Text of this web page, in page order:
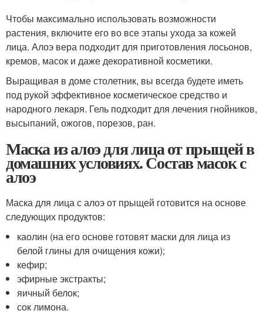
Чтобы максимально использовать возможности
растения, включите его во все этапы ухода за кожей
лица. Алоэ вера подходит для приготовления лосьонов,
кремов, масок и даже декоративной косметики.
Выращивая в доме столетник, вы всегда будете иметь
под рукой эффективное косметическое средство и
народного лекаря. Гель подходит для лечения гнойников,
высыпаний, ожогов, порезов, ран.
Маска из алоэ для лица от прыщей в
домашних условиях. Состав масок с
алоэ
Маска для лица с алоэ от прыщей готовится на основе
следующих продуктов:
каолин (на его основе готовят маски для лица из
белой глины для очищения кожи);
кефир;
эфирные экстракты;
яичный белок;
сок лимона.